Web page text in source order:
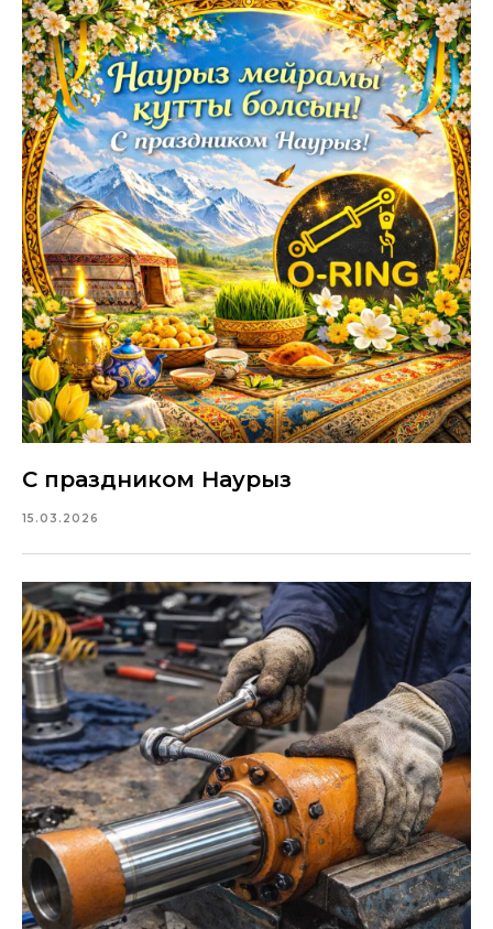
С праздником Наурыз
15.03.2026